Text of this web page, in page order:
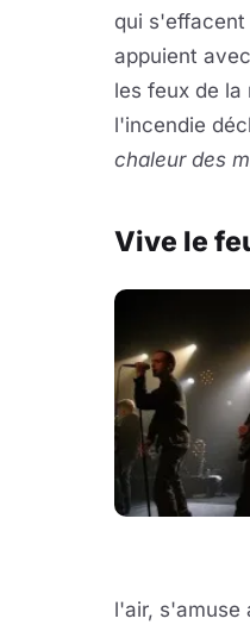
qui
appuient
les feux de la
l'incendie
chaleur des
Vive le
l'air, s'amuse